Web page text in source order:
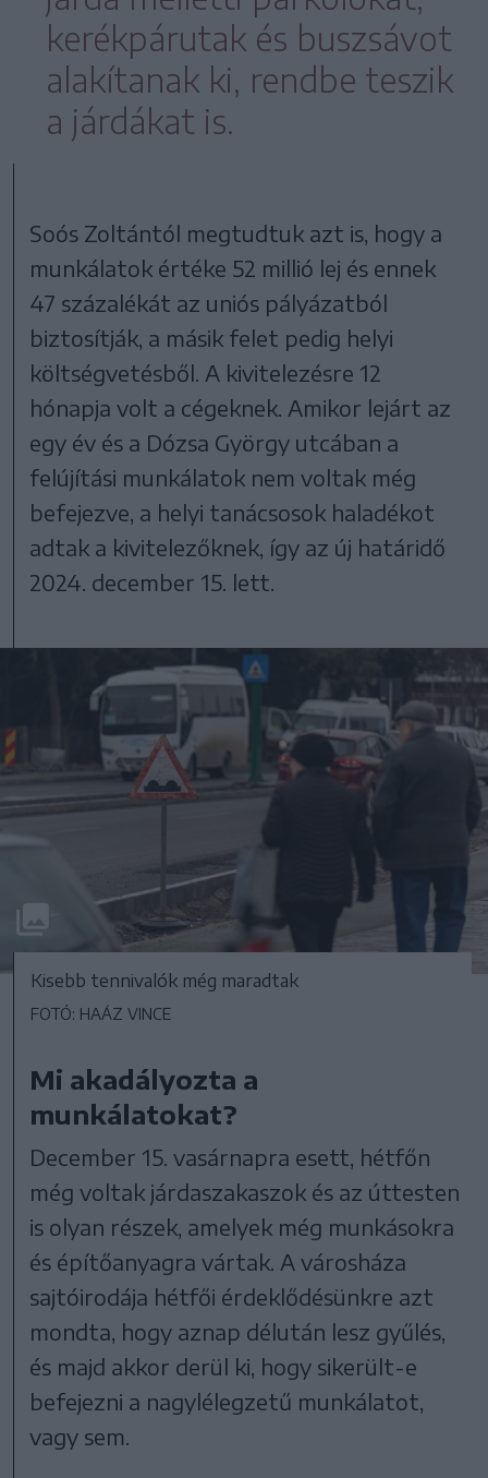
kerékpárutak és buszsávot
alakítanak ki, rendbe teszik
a járdákat is.
Soós Zoltántól megtudtuk azt is, hogy a
munkálatok értéke 52 millió lej és ennek
47 százalékát az uniós pályázatból
biztosítják, a másik felet pedig helyi
költségvetésből. A kivitelezésre 12
hónapja volt a cégeknek. Amikor lejárt az
egy év és a Dózsa György utcában a
felújítási munkálatok nem voltak még
befejezve, a helyi tanácsosok haladékot
adtak a kivitelezőknek, így az új határidő
2024. december 15. lett.
Kisebb tennivalók még maradtak
FOTÓ: HAÁZ VINCE
Mi akadályozta a
munkálatokat?
December 15. vasárnapra esett, hétfőn
még voltak járdaszakaszok és az úttesten
is olyan részek, amelyek még munkásokra
és építőanyagra vártak. A városháza
sajtóirodája hétfői érdeklődésünkre azt
mondta, hogy aznap délután lesz gyűlés,
és majd akkor derül ki, hogy sikerült-e
befejezni a nagylélegzetű munkálatot,
vagy sem.